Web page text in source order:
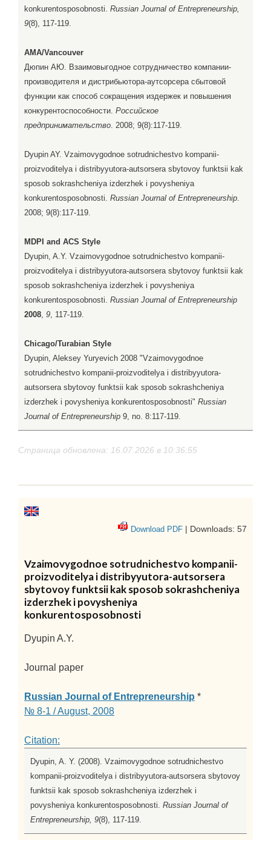
konkurentosposobnosti. Russian Journal of Entrepreneurship,
9(8), 117-119.
AMA/Vancouver
Дюпин АЮ. Взаимовыгодное сотрудничество компании-
производителя и дистрибьютора-аутсорсера сбытовой
функции как способ сокращения издержек и повышения
конкурентоспособности. Российское
предпринимательство. 2008; 9(8):117-119.
Dyupin AY. Vzaimovygodnoe sotrudnichestvo kompanii-
proizvoditelya i distribyyutora-autsorsera sbytovoy funktsii kak
sposob sokrashcheniya izderzhek i povysheniya
konkurentosposobnosti. Russian Journal of Entrepreneurship.
2008; 9(8):117-119.
MDPI and ACS Style
Dyupin, A.Y. Vzaimovygodnoe sotrudnichestvo kompanii-
proizvoditelya i distribyyutora-autsorsera sbytovoy funktsii kak
sposob sokrashcheniya izderzhek i povysheniya
konkurentosposobnosti. Russian Journal of Entrepreneurship
2008, 9, 117-119.
Chicago/Turabian Style
Dyupin, Aleksey Yuryevich 2008 "Vzaimovygodnoe
sotrudnichestvo kompanii-proizvoditelya i distribyyutora-
autsorsera sbytovoy funktsii kak sposob sokrashcheniya
izderzhek i povysheniya konkurentosposobnosti" Russian
Journal of Entrepreneurship 9, no. 8:117-119.
Страница обновлена: 16.07.2026 в 10:36:55
Download PDF | Downloads: 57
Vzaimovygodnoe sotrudnichestvo kompanii-
proizvoditelya i distribyyutora-autsorsera
sbytovoy funktsii kak sposob sokrashcheniya
izderzhek i povysheniya
konkurentosposobnosti
Dyupin A.Y.
Journal paper
Russian Journal of Entrepreneurship *
№ 8-1 / August, 2008
Citation:
Dyupin, A. Y. (2008). Vzaimovygodnoe sotrudnichestvo
kompanii-proizvoditelya i distribyyutora-autsorsera sbytovoy
funktsii kak sposob sokrashcheniya izderzhek i
povysheniya konkurentosposobnosti. Russian Journal of
Entrepreneurship, 9(8), 117-119.